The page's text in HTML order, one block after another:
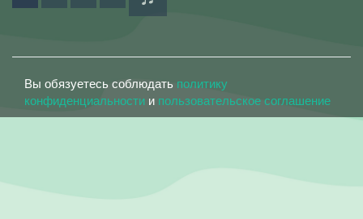
Вы обязуетесь соблюдать политику
конфиденциальности и пользовательское соглашение